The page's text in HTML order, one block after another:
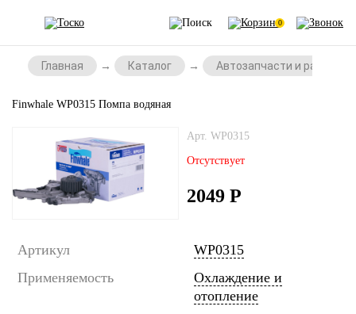
0
Главная Каталог Автозапчасти и
Finwhale WP0315 Помпа водяная
Арт. WP0315
Отсутствует
2049 Р
Артикул
WP0315
Применяемость
Охлаждение и
отопление